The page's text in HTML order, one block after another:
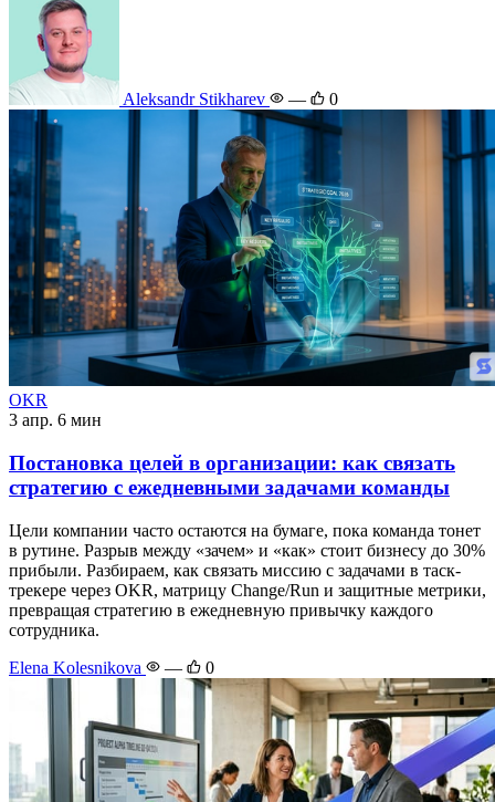
Aleksandr Stikharev — 0
OKR
3 апр. 6 мин
Постановка целей в организации: как связать
стратегию с ежедневными задачами команды
Цели компании часто остаются на бумаге, пока команда тонет
в рутине. Разрыв между «зачем» и «как» стоит бизнесу до 30%
прибыли. Разбираем, как связать миссию с задачами в таск-
трекере через OKR, матрицу Change/Run и защитные метрики,
превращая стратегию в ежедневную привычку каждого
сотрудника.
Elena Kolesnikova
— 0